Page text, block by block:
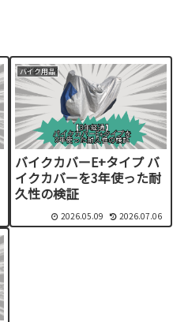
バイク用品
バイクカバーE+タイプ バ
イクカバーを3年使った耐
久性の検証
2026.05.09 2026.07.06